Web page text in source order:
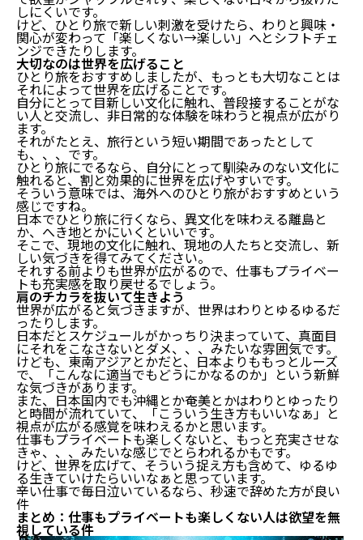
しにくいです。
けど、ひとり旅で新しい刺激を受けたら、わりと興味・
関心が変わって「楽しくない→楽しい」へとシフトチェ
ンジできたりします。
大切なのは世界を広げること
ひとり旅をおすすめしましたが、もっとも大切なことは
それによって世界を広げることです。
自分にとって目新しい文化に触れ、普段接することがな
い人と交流し、非日常的な体験を味わうと視点が広がり
ます。
それがたとえ、旅行という短い期間であったとして
も、、、です。
ひとり旅にでるなら、自分にとって馴染みのない文化に
触れると、割と効果的に世界を広げやすいです。
そういう意味では、海外へのひとり旅がおすすめという
感じですね。
日本でひとり旅に行くなら、異文化を味わえる離島と
か、へき地とかにいくといいです。
そこで、現地の文化に触れ、現地の人たちと交流し、新
しい気づきを得てみてください。
それする前よりも世界が広がるので、仕事もプライベー
トも充実感を取り戻せるでしょう。
肩のチカラを抜いて生きよう
世界が広がると気づきますが、世界はわりとゆるゆるだ
ったりします。
日本だとスケジュールがかっちり決まっていて、真面目
にそれをこなさないとダメ、、、みたいな雰囲気です。
けども、東南アジアとかだと、日本よりももっとルーズ
で、「こんなに適当でもどうにかなるのか」という新鮮
な気づきがあります。
また、日本国内でも沖縄とか奄美とかはわりとゆったり
と時間が流れていて、「こういう生き方もいいなぁ」と
視点が広がる感覚を味わえるかと思います。
仕事もプライベートも楽しくないと、もっと充実させな
きゃ、、、みたいな感じでとらわれるかもです。
けど、世界を広げて、そういう捉え方も含めて、ゆるゆ
る生きていけたらいいなぁと思っています。
辛い仕事で毎日泣いているなら、秒速で辞めた方が良い
件
まとめ：仕事もプライベートも楽しくない人は欲望を無
視している件
仕事もプライベートも楽しくない人は欲望を無視して
いる件
結論：仕事もプライベートも楽しくない人は欲望を
無視している
よくある疑問：欲望を無視するとなぜ楽しくない
の？
よくある疑問：欲望を無視しないってどういうこ
と？
仕事もプライベートも楽しくないなら、思いきってひ
とり旅するといいかも
旅すると欲望がシャッフルされる
大切なのは世界を広げること
肩のチカラを抜いて生きよう
まとめ：仕事もプライベートも楽しくない人は欲望を
無視している件